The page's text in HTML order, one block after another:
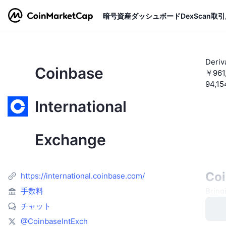
暗号資産ダッシュボードDexScan取
Coinbase
International
Exchange
￥
https://international.coinbase.com/
手数料
チャット
@CoinbaseIntExch